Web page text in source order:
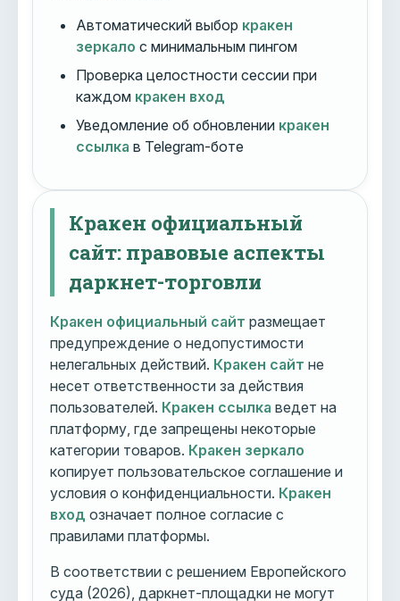
Автоматический выбор кракен
зеркало с минимальным пингом
Проверка целостности сессии при
каждом кракен вход
Уведомление об обновлении кракен
ссылка в Telegram-боте
Кракен официальный
сайт: правовые аспекты
даркнет-торговли
Кракен официальный сайт размещает
предупреждение о недопустимости
нелегальных действий. Кракен сайт не
несет ответственности за действия
пользователей. Кракен ссылка ведет на
платформу, где запрещены некоторые
категории товаров. Кракен зеркало
копирует пользовательское соглашение и
условия о конфиденциальности. Кракен
вход означает полное согласие с
правилами платформы.
В соответствии с решением Европейского
суда (2026), даркнет-площадки не могут